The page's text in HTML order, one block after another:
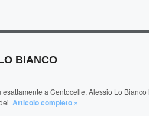
BIANCO
a Centocelle, Alessio Lo
Articolo completo »